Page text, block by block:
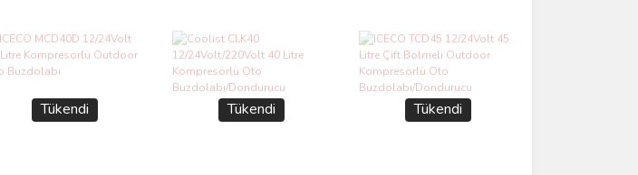
Tükendi Tükendi Tükendi